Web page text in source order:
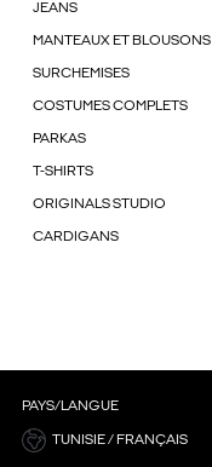
JEANS
MANTEAUX ET BLOUSONS
SURCHEMISES
COSTUMES COMPLETS
PARKAS
T-SHIRTS
ORIGINALS STUDIO
CARDIGANS
PAYS/LANGUE
TUNISIE / FRANÇAIS